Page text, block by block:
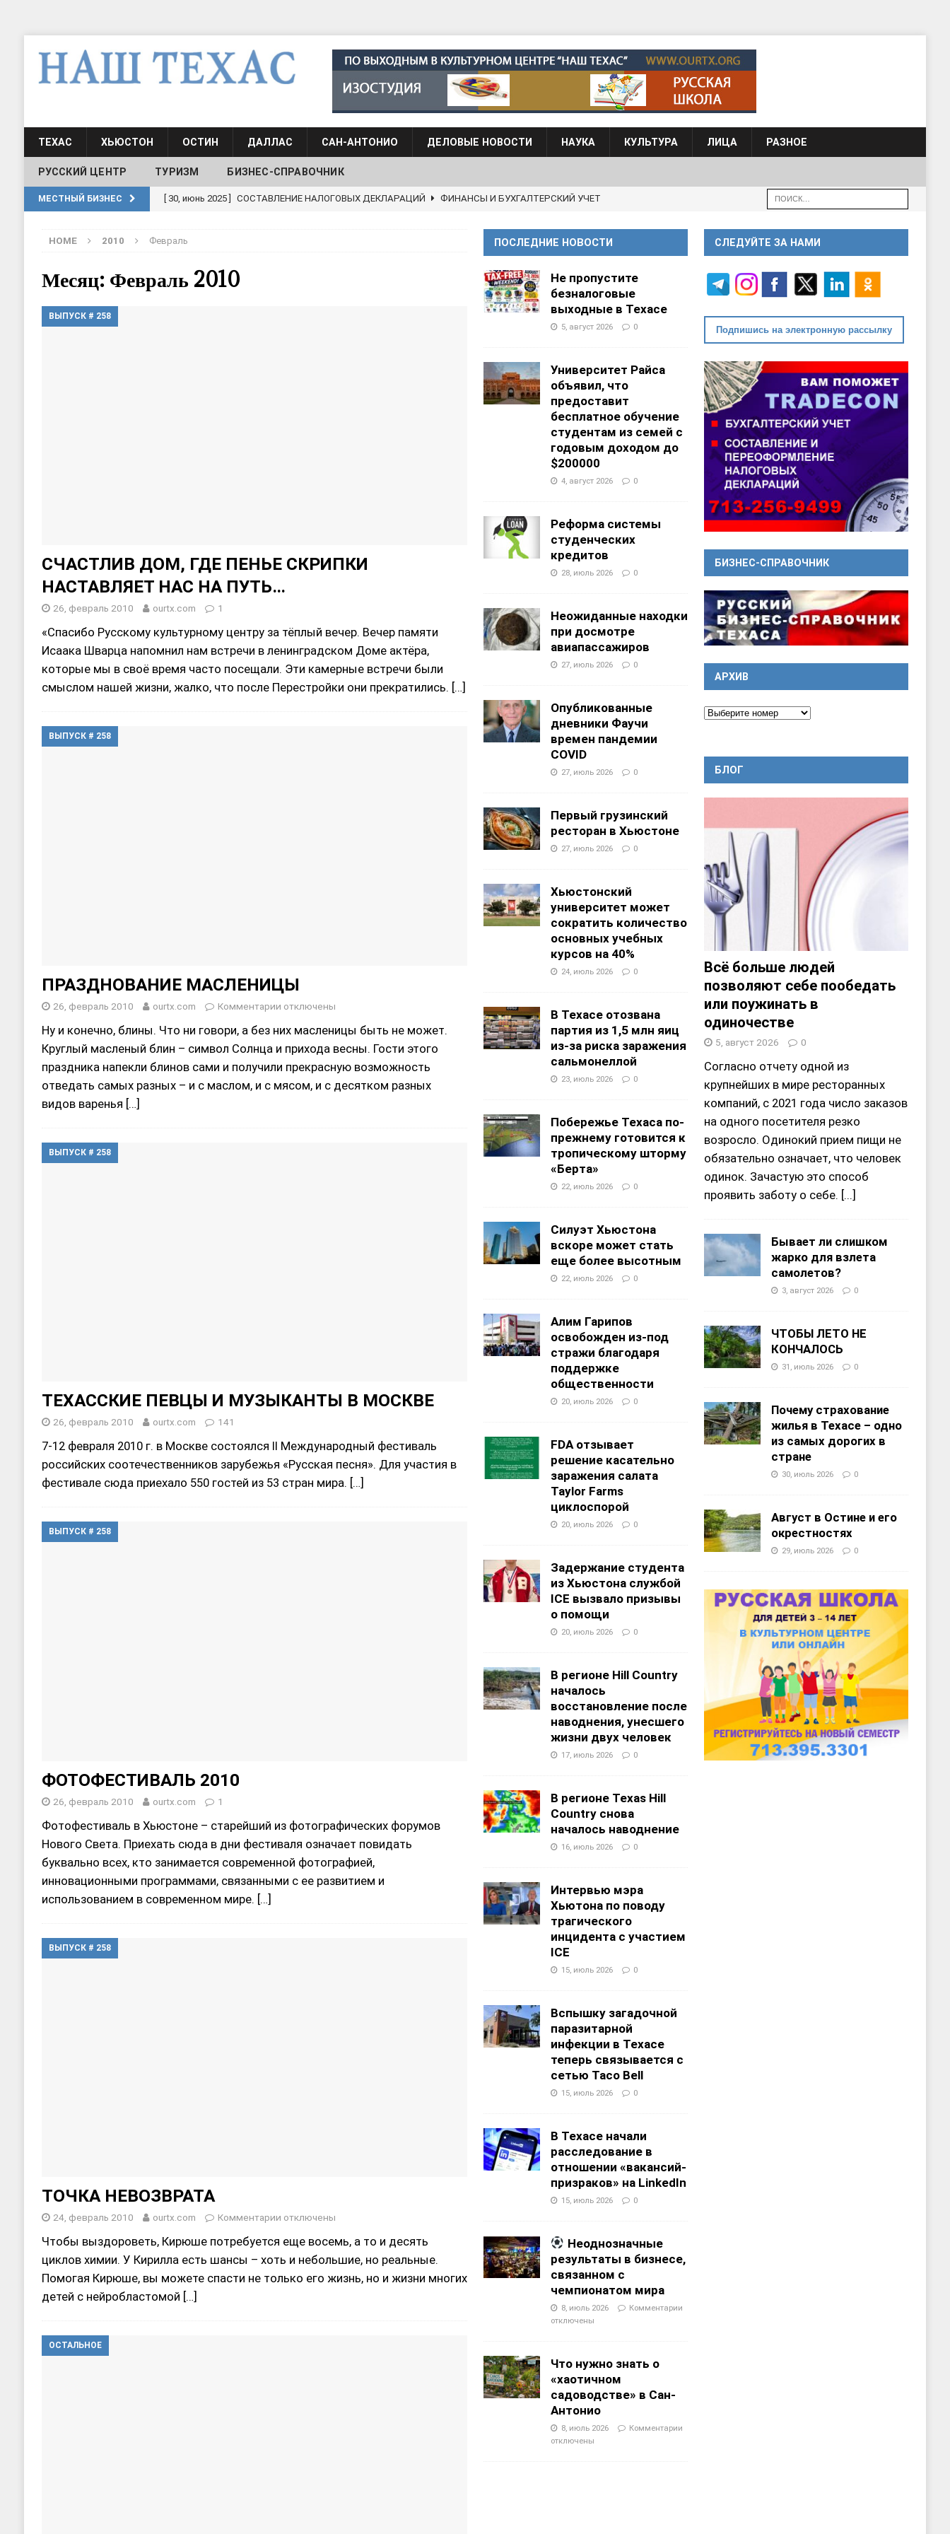
ТЕХАС ХЬЮСТОН ОСТИН ДАЛЛАС САН-АНТОНИО ДЕЛОВЫЕ НОВОСТИ НАУКА КУЛЬТУРА ЛИЦА РАЗНОЕ
РУССКИЙ ЦЕНТР ТУРИЗМ БИЗНЕС-СПРАВОЧНИК
МЕСТНЫЙ БИЗНЕС [ 30, июнь 2025 ] СОСТАВЛЕНИЕ НАЛОГОВЫХ ДЕКЛАРАЦИЙ ФИНАНСЫ И БУХГАЛТЕРСКИЙ УЧЕТ
ШКОЛЫ И ДЕТСКИЕ САДЫ
[ 19, июль 2017 ] Школа русского языка при культурном центре “Наш Техас” ШКОЛЫ И
HOME 2010 Февраль
Месяц: Февраль 2010
ВЫПУСК # 258
СЧАСТЛИВ ДОМ, ГДЕ ПЕНЬЕ СКРИПКИ
НАСТАВЛЯЕТ НАС НА ПУТЬ…
26, февраль 2010 ourtx.com 1
«Спасибо Русскому культурному центру за тёплый вечер. Вечер памяти
Исаака Шварца напомнил нам встречи в ленинградском Доме aктёра,
которые мы в своё время часто посещали. Эти камерные встречи были
смыслом нашей жизни, жалко, что после Перестройки они прекратились. […]
ВЫПУСК # 258
ПРАЗДНОВАНИЕ МАСЛЕНИЦЫ
26, февраль 2010 ourtx.com Комментарии отключены
Ну и конечно, блины. Что ни говори, а без них масленицы быть не может.
Круглый масленый блин – символ Солнца и прихода весны. Гости этого
праздника напекли блинов сами и получили прекрасную возможность
отведать самых разных – и с маслом, и с мясом, и с десятком разных
видов варенья […]
ВЫПУСК # 258
ТЕХАССКИЕ ПЕВЦЫ И МУЗЫКАНТЫ В МОСКВЕ
26, февраль 2010 ourtx.com 141
7-12 февраля 2010 г. в Москве состоялся II Международный фестиваль
российских соотечественников зарубежья «Русская песня». Для участия в
фестивале сюда приехало 550 гостей из 53 стран мира. […]
ВЫПУСК # 258
ФОТОФЕСТИВАЛЬ 2010
26, февраль 2010 ourtx.com 1
Фотофестиваль в Хьюстоне – старейший из фотографических форумов
Нового Света. Приехать сюда в дни фестиваля означает повидать
буквально всех, кто занимается современной фотографией,
инновационными программами, связанными с ее развитием и
использованием в современном мире. […]
ВЫПУСК # 258
ТОЧКА НЕВОЗВРАТА
24, февраль 2010 ourtx.com Комментарии отключены
Чтобы выздороветь, Кирюше потребуется еще восемь, а то и десять
циклов химии. У Кирилла есть шансы – хоть и небольшие, но реальные.
Помогая Кирюше, вы можете спасти не только его жизнь, но и жизни многих
детей с нейробластомой […]
ОСТАЛЬНОЕ
ПОСЛЕДНИЕ НОВОСТИ
Не пропустите
безналоговые
выходные в Техасе
5, август 2026 0
Университет Райса
объявил, что
предоставит
бесплатное обучение
студентам из семей с
годовым доходом до
$200000
4, август 2026 0
Реформа системы
студенческих
кредитов
28, июль 2026 0
Неожиданные находки
при досмотре
авиапассажиров
27, июль 2026 0
Опубликованные
дневники Фаучи
времен пандемии
COVID
27, июль 2026 0
Первый грузинский
ресторан в Хьюстоне
27, июль 2026 0
Хьюстонский
университет может
сократить количество
основных учебных
курсов на 40%
24, июль 2026 0
В Техасе отозвана
партия из 1,5 млн яиц
из-за риска заражения
сальмонеллой
23, июль 2026 0
Побережье Техаса по-
прежнему готовится к
тропическому шторму
«Берта»
22, июль 2026 0
Силуэт Хьюстона
вскоре может стать
еще более высотным
22, июль 2026 0
Алим Гарипов
освобожден из-под
стражи благодаря
поддержке
общественности
20, июль 2026 0
FDA отзывает
решение касательно
заражения салата
Taylor Farms
циклоспорой
20, июль 2026 0
Задержание студента
из Хьюстона службой
ICE вызвало призывы
о помощи
20, июль 2026 0
В регионе Hill Country
началось
восстановление после
наводнения, унесшего
жизни двух человек
17, июль 2026 0
В регионе Texas Hill
Country снова
началось наводнение
16, июль 2026 0
Интервью мэра
Хьютона по поводу
трагического
инцидента с участием
ICE
15, июль 2026 0
Вспышку загадочной
паразитарной
инфекции в Техасе
теперь связывается с
сетью Taco Bell
15, июль 2026 0
В Техасе начали
расследование в
отношении «вакансий-
призраков» на LinkedIn
15, июль 2026 0
Неоднозначные
результаты в бизнесе,
связанном с
чемпионатом мира
8, июль 2026
Комментарии
отключены
Что нужно знать о
«хаотичном
садоводстве» в Сан-
Антонио
8, июль 2026
Комментарии
отключены
СЛЕДУЙТЕ ЗА НАМИ
Подпишись на электронную рассылку
БИЗНЕС-СПРАВОЧНИК
АРХИВ
БЛОГ
Всё больше людей
позволяют себе пообедать
или поужинать в
одиночестве
5, август 2026 0
Согласно отчету одной из
крупнейших в мире ресторанных
компаний, с 2021 года число заказов
на одного посетителя резко
возросло. Одинокий прием пищи не
обязательно означает, что человек
одинок. Зачастую это способ
проявить заботу о себе. [...]
Бывает ли слишком
жарко для взлета
самолетов?
3, август 2026 0
ЧТОБЫ ЛЕТО НЕ
КОНЧАЛОСЬ
31, июль 2026 0
Почему страхование
жилья в Техасе – одно
из самых дорогих в
стране
30, июль 2026 0
Август в Остине и его
окрестностях
29, июль 2026 0